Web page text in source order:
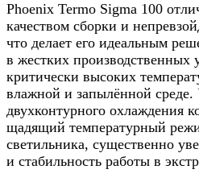
Phoenix Termo Sigma 100
качеством сборки и
что делает его идеальным
в жестких производственных
критически высоких
влажной и запылённой среде.
двухконтурного охлаждения
щадящий температурный
светильника, существенно
и стабильность работы в